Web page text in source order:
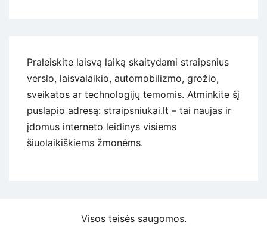
Praleiskite laisvą laiką skaitydami straipsnius
verslo, laisvalaikio, automobilizmo, grožio,
sveikatos ar technologijų temomis. Atminkite šį
puslapio adresą: straipsniukai.lt – tai naujas ir
įdomus interneto leidinys visiems
šiuolaikiškiems žmonėms.
Visos teisės saugomos.